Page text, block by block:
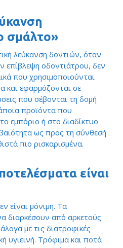
σμάλτο»
λεύκανση δοντιών, όταν
επίβλεψη οδοντιάτρου, δεν
που χρησιμοποιούνται
και εφαρμόζονται σε
που σέβονται τη δομή
προϊόντα που
εμπόριο ή στο διαδίκτυο
ως προς τη σύνθεσή
πιο ρισκαρισμένα.
είναι
είναι μόνιμη. Τα
διαρκέσουν από αρκετούς
με τις διατροφικές
υγιεινή. Τρόφιμα και ποτά